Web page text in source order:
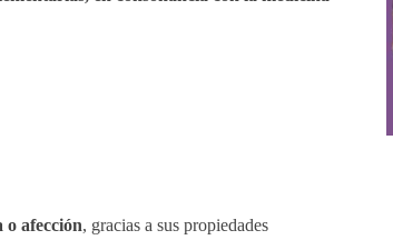
afección, gracias a sus propiedades